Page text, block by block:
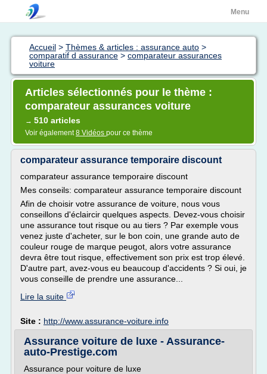
Menu
Accueil > Thèmes & articles : assurance auto >
comparatif d assurance > comparateur assurances
voiture
Articles sélectionnés pour le thème :
comparateur assurances voiture
→ 510 articles
Voir également8 Vidéos pour ce thème
comparateur assurance temporaire discount
comparateur assurance temporaire discount
Mes conseils: comparateur assurance temporaire discount
Afin de choisir votre assurance de voiture, nous vous
conseillons d'éclaircir quelques aspects. Devez-vous choisir
une assurance tout risque ou au tiers ? Par exemple vous
venez juste d'acheter, sur le bon coin, une grande auto de
couleur rouge de marque peugot, alors votre assurance
devra être tout risque, effectivement son prix est trop élevé.
D'autre part, avez-vous eu beaucoup d'accidents ? Si oui, je
vous conseille de prendre une assurance...
Lire la suite
Site : http://www.assurance-voiture.info
Assurance voiture de luxe - Assurance-
auto-Prestige.com
Assurance pour voiture de luxe